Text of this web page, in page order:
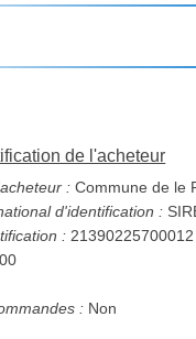
de l'acheteur
: Commune de le
d'identification :
: 21390225700012
: Non